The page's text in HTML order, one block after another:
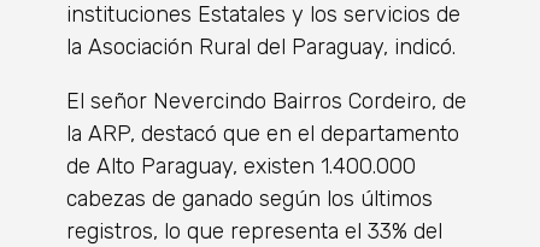
instituciones Estatales y los servicios de
la Asociación Rural del Paraguay, indicó.
El señor Nevercindo Bairros Cordeiro, de
la ARP, destacó que en el departamento
de Alto Paraguay, existen 1.400.000
cabezas de ganado según los últimos
registros, lo que representa el 33% del